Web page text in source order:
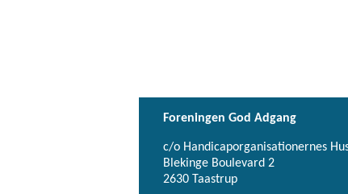
Foreningen God Adgang
c/o Handicaporganisationernes
Blekinge Boulevard 2
2630 Taastrup